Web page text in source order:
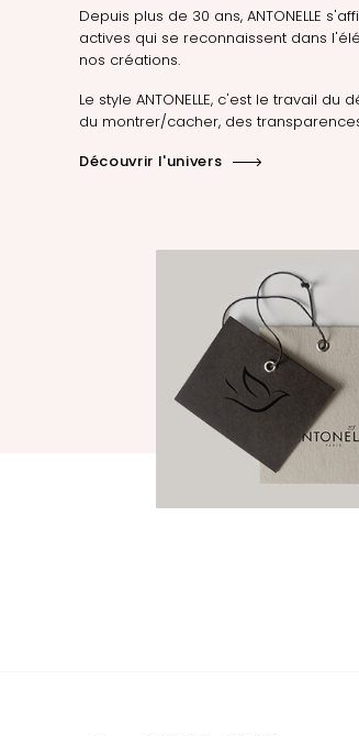
Depuis plus de 30 ans, ANTONELLE
actives qui se reconnaissent dans
nos créations.
Le style ANTONELLE, c'est le travail
du montrer/cacher, des
Découvrir l'univers